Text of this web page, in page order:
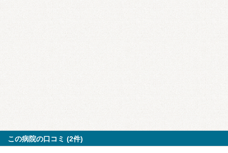
この病院の口コミ (2件)